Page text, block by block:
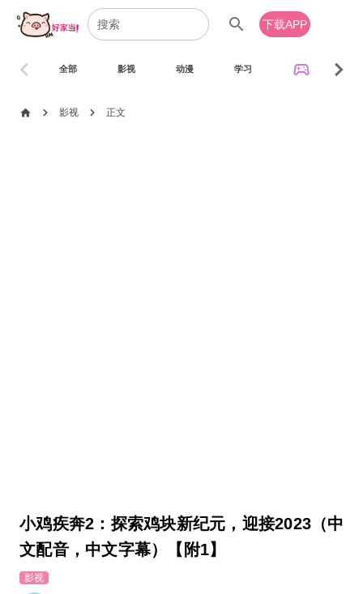
search 下载APP
全部 影视 动漫 学习 sports_esports
chevron_left chevron_right
home chevron_right 影视 chevron_right 正文
小鸡疾奔2：探索鸡块新纪元，迎接2023（中
文配音，中文字幕）【附1】
影视